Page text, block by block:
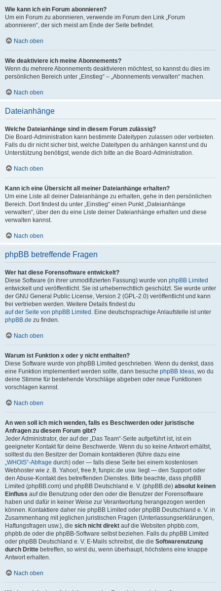
Wie kann ich ein Forum abonnieren?
Um ein Forum zu abonnieren, verwende im Forum den Link „Forum
abonnieren“, der sich meist am Ende der Seite befindet.
Nach oben
Wie deaktiviere ich meine Abonnements?
Wenn du mehrere Abonnements deaktivieren möchtest, so kannst du dies im
persönlichen Bereich unter „Einstieg“ – „Abonnements verwalten“ machen.
Nach oben
Dateianhänge
Welche Dateianhänge sind in diesem Forum zulässig?
Die Board-Administration kann bestimmte Dateitypen zulassen oder verbieten.
Falls du dir nicht sicher bist, welche Dateitypen du anhängen kannst und du
Unterstützung benötigst, wende dich bitte an die Board-Administration.
Nach oben
Kann ich eine Übersicht all meiner Dateianhänge erhalten?
Um eine Liste all deiner Dateianhänge zu erhalten, gehe in den persönlichen
Bereich. Dort findest du unter „Einstieg“ einen Punkt „Dateianhänge
verwalten“, über den du eine Liste deiner Dateianhänge erhalten und diese
verwalten kannst.
Nach oben
phpBB betreffende Fragen
Wer hat diese Forensoftware entwickelt?
Diese Software (in ihrer unmodifizierten Fassung) wurde von phpBB Limited
entwickelt und veröffentlicht. Sie ist urheberrechtlich geschützt. Sie wurde unter
der GNU General Public License, Version 2 (GPL-2.0) veröffentlicht und kann
frei vertrieben werden. Weitere Details findest du
auf der Seite von phpBB Limited . Eine deutschsprachige Anlaufstelle ist unter
phpBB.de zu finden.
Nach oben
Warum ist Funktion x oder y nicht enthalten?
Diese Software wurde von phpBB Limited geschrieben. Wenn du denkst, dass
eine Funktion implementiert werden sollte, dann besuche phpBB Ideas, wo du
deine Stimme für bestehende Vorschläge abgeben oder neue Funktionen
vorschlagen kannst.
Nach oben
An wen soll ich mich wenden, falls es Beschwerden oder juristische
Anfragen zu diesem Forum gibt?
Jeder Administrator, der auf der „Das Team“-Seite aufgeführt ist, ist ein
geeigneter Kontakt für deine Beschwerde. Wenn du so keine Antwort erhältst,
solltest du den Besitzer der Domain kontaktieren (führe dazu eine
„WHOIS“-Abfrage durch) oder — falls diese Seite bei einem kostenlosen
Webhoster wie z. B. Yahoo!, free.fr, funpic.de usw. liegt — den Support oder
den Abuse-Kontakt des betreffenden Dienstes. Bitte beachte, dass phpBB
Limited (phpBB.com) und phpBB Deutschland e. V. (phpBB.de) absolut keinen
Einfluss auf die Benutzung oder den oder die Benutzer der Forensoftware
haben und dafür in keiner Weise zur Verantwortung herangezogen werden
können. Kontaktiere daher nie phpBB Limited oder phpBB Deutschland e. V. in
Zusammenhang mit jeglichen juristischen Fragen (Unterlassungserklärungen,
Haftungsfragen usw.), die sich nicht direkt auf die Websiten phpbb.com,
phpbb.de oder die phpBB-Software selbst beziehen. Falls du phpBB Limited
oder phpBB Deutschland e. V. E-Mails schreibst, die die Softwarenutzung
durch Dritte betreffen, so wirst du, wenn überhaupt, höchstens eine knappe
Antwort erhalten.
Nach oben